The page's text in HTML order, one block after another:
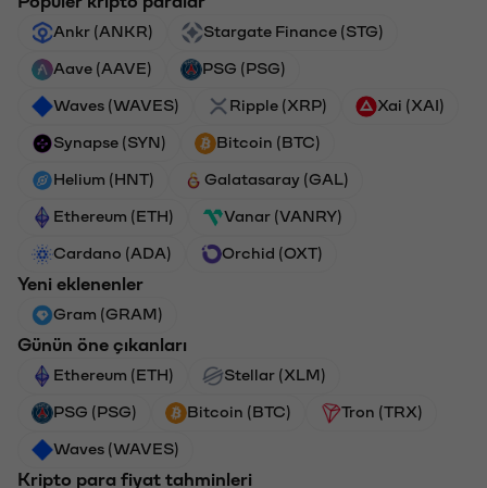
Ankr (ANKR) Stargate Finance (STG)
Aave (AAVE) PSG (PSG)
Waves (WAVES) Ripple (XRP) Xai (XAI)
Synapse (SYN) Bitcoin (BTC)
Helium (HNT) Galatasaray (GAL)
Ethereum (ETH) Vanar (VANRY)
Cardano (ADA) Orchid (OXT)
Yeni eklenenler
Gram (GRAM)
Günün öne çıkanları
Ethereum (ETH) Stellar (XLM)
PSG (PSG) Bitcoin (BTC) Tron (TRX)
Waves (WAVES)
Kripto para fiyat tahminleri